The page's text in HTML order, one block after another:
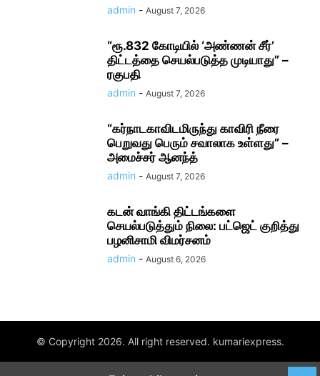
admin - August 7, 2026
“ரூ.832 கோடியில் ‘அண்ணன் சீர்’
திட்டத்தை செயல்படுத்த முடியாது” –
ரகுபதி
admin - August 7, 2026
“கர்நாடகாவிடமிருந்து காவிரி நீரை
பெறுவது பெரும் சவாலாக உள்ளது” –
அமைச்சர் ஆனந்த்
admin - August 7, 2026
கடன் வாங்கி திட்டங்களை
செயல்படுத்தும் நிலை: பட்ஜெட் குறித்து
பழனிசாமி விமர்சனம்
admin - August 6, 2026
© Copyright 2026. All right reserved. kumariexpress.